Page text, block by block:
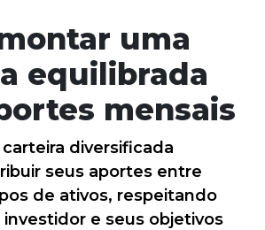
uma
equilibrada
mensais
diversificada
seus aportes entre
de ativos, respeitando
e seus objetivos